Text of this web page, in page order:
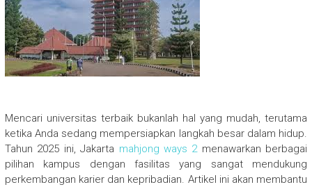
Mencari universitas terbaik bukanlah hal yang mudah, terutama
ketika Anda sedang mempersiapkan langkah besar dalam hidup.
Tahun 2025 ini, Jakarta mahjong ways 2menawarkan berbagai
pilihan kampus dengan fasilitas yang sangat mendukung
perkembangan karier dan kepribadian. Artikel ini akan membantu